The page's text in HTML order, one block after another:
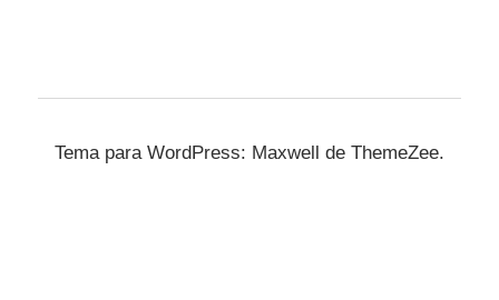
Tema para WordPress: Maxwell de ThemeZee.